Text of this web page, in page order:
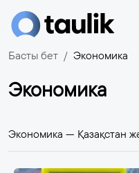
Басты бет Экономика
Экономика
Экономика — Қазақстан